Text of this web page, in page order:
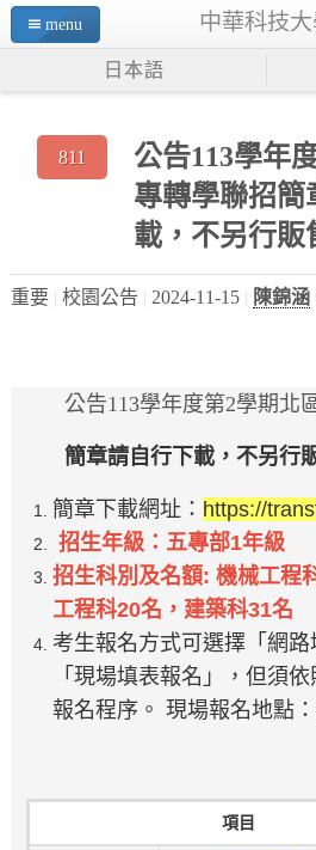
menu 中華科技
日本語
811
公告113學年
專轉學聯招簡
載，不另行販
重要 校園公告 2024-11-15 陳錦涵
公告113學年度第2學期北
簡章請自行下載，不另行
簡章下載網址： https://
招生年級：五專部1年級
招生科別及名額: 機械工程
工程科20名，建築科31名
考生報名方式可選擇「網
「現場填表報名」，但須
報名程序。 現場報名地點
項目